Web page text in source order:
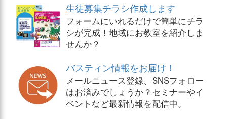
生徒募集チラシ作成します
フォームにいれるだけで簡単にチラ
シが完成！地域にお教室を紹介しま
せんか？
バスティン情報をお届け！
メールニュース登録、SNSフォロー
はお済みでしょうか？セミナーやイ
ベントなど最新情報を配信中。